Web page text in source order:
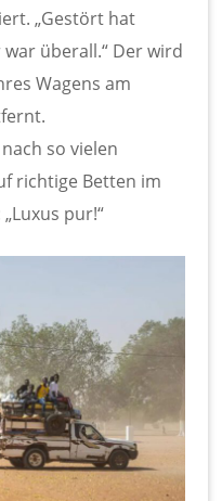
„Gestört hat
überall.“ Der wird
Wagens am
so vielen
richtige Betten im
pur!“